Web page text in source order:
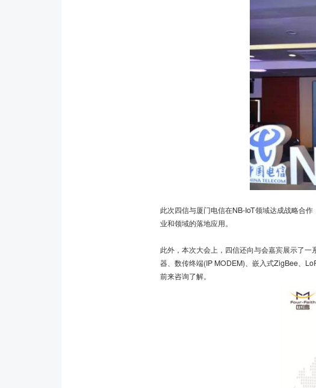
此次四信与厦门电信在NB-IoT领域达成战略合
业和领域的落地应用。
此外，本次大会上，四信还向与会嘉宾展示了
器、数传终端(IP MODEM)、嵌入式ZigBee、
前来咨询了解。